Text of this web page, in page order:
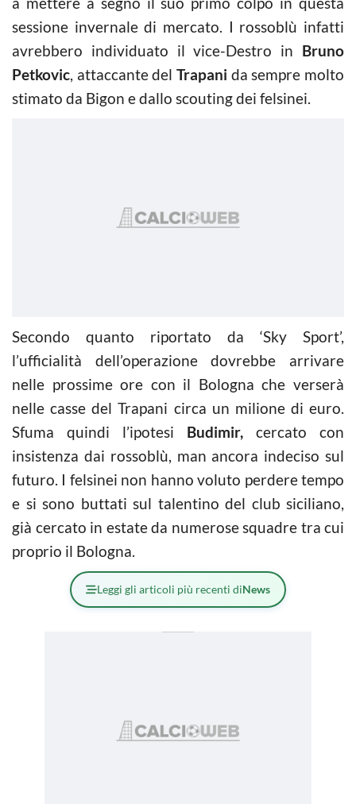
sessione invernale di mercato. I rossoblù infatti
avrebbero individuato il vice-Destro in Bruno
Petkovic, attaccante del Trapani da sempre molto
stimato da Bigon e dallo scouting dei felsinei.
Secondo quanto riportato da ‘Sky Sport’,
l’ufficialità dell’operazione dovrebbe arrivare
nelle prossime ore con il Bologna che verserà
nelle casse del Trapani circa un milione di euro.
Sfuma quindi l’ipotesi Budimir, cercato con
insistenza dai rossoblù, man ancora indeciso sul
futuro. I felsinei non hanno voluto perdere tempo
e si sono buttati sul talentino del club siciliano,
già cercato in estate da numerose squadre tra cui
proprio il Bologna.
Leggi gli articoli più recenti diNews